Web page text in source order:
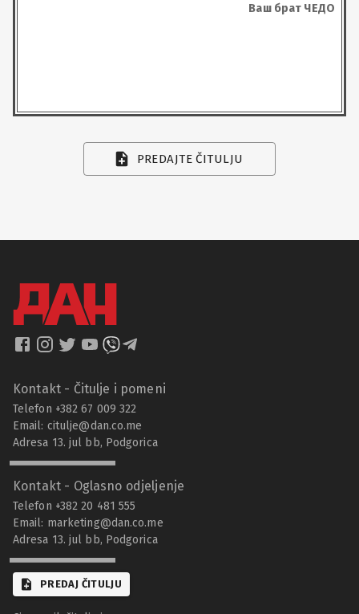
Ваш брат ЧЕДО
PREDAJTE ČITULJU
Kontakt - Čitulje i pomeni
Telefon +382 67 009 322
Email: citulje@dan.co.me
Adresa 13. jul bb, Podgorica
Kontakt - Oglasno odjeljenje
Telefon +382 20 481 555
Email: marketing@dan.co.me
Adresa 13. jul bb, Podgorica
PREDAJ ČITULJU